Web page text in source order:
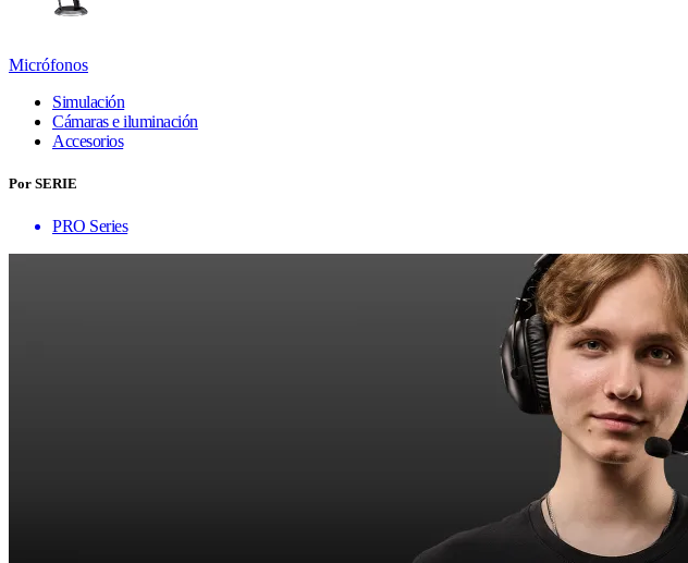
Micrófonos
Simulación
Cámaras e iluminación
Accesorios
Por SERIE
PRO Series